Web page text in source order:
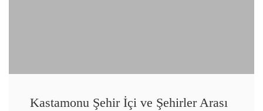
Kastamonu Şehir İçi ve Şehirler Arası